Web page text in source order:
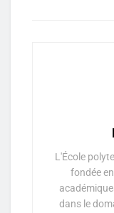
L'École
fondée
dans le